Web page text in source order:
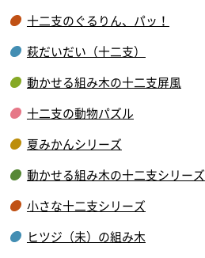
十二支のぐるりん、パッ！
萩だいだい（十二支）
動かせる組み木の十二支屏風
十二支の動物パズル
夏みかんシリーズ
動かせる組み木の十二支シリーズ
小さな十二支シリーズ
ヒツジ（未）の組み木